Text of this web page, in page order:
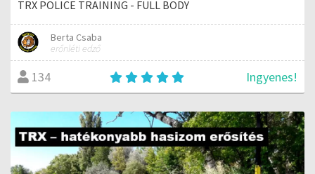
TRX POLICE TRAINING - FULL BODY
Berta Csaba
erőnléti edző
134 Ingyenes!